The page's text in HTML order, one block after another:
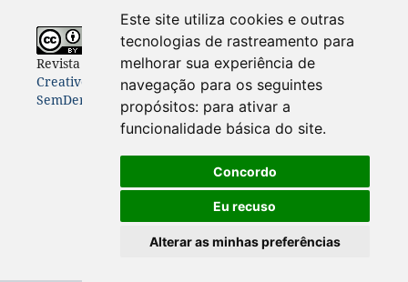
Este site utiliza cookies e outras
tecnologias de rastreamento para
melhorar sua experiência de
navegação para os seguintes
propósitos: para ativar a
funcionalidade básica do site.
Concordo
Eu recuso
Alterar as minhas preferências
Revista Letrasestá licenciada com uma Licença
Creative Commons Atribuição-NãoComercial-
SemDerivações 4.0 Internacional .